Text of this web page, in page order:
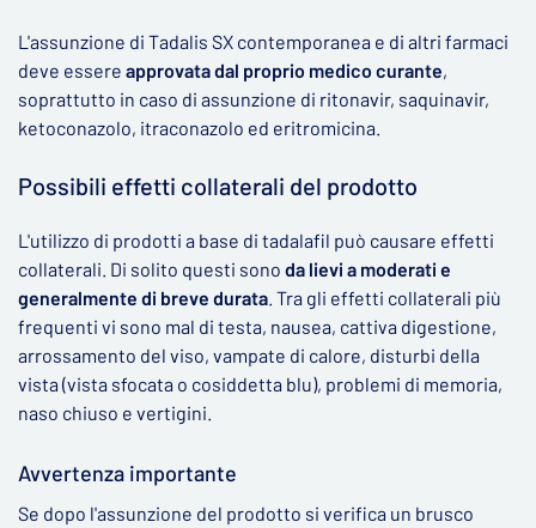
L'assunzione di Tadalis SX contemporanea e di altri farmaci
deve essere approvata dal proprio medico curante,
soprattutto in caso di assunzione di ritonavir, saquinavir,
ketoconazolo, itraconazolo ed eritromicina.
Possibili effetti collaterali del prodotto
L'utilizzo di prodotti a base di tadalafil può causare effetti
collaterali. Di solito questi sono da lievi a moderati e
generalmente di breve durata. Tra gli effetti collaterali più
frequenti vi sono mal di testa, nausea, cattiva digestione,
arrossamento del viso, vampate di calore, disturbi della
vista (vista sfocata o cosiddetta blu), problemi di memoria,
naso chiuso e vertigini.
Avvertenza importante
Se dopo l'assunzione del prodotto si verifica un brusco